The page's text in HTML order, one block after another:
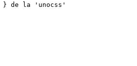
} de la ' unocss '